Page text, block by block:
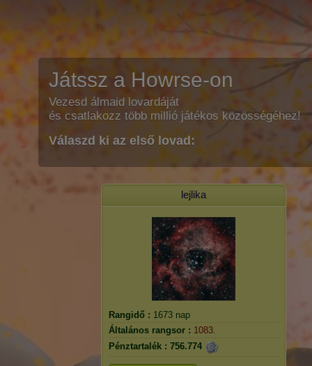
Játssz a Howrse-on
Vezesd álmaid lovardáját
és csatlakozz több millió játékos közösségéhez!
Válaszd ki az első lovad:
lejlika
Rangidő : 1673 nap
Általános rangsor : 1083.
Pénztartalék : 756.774